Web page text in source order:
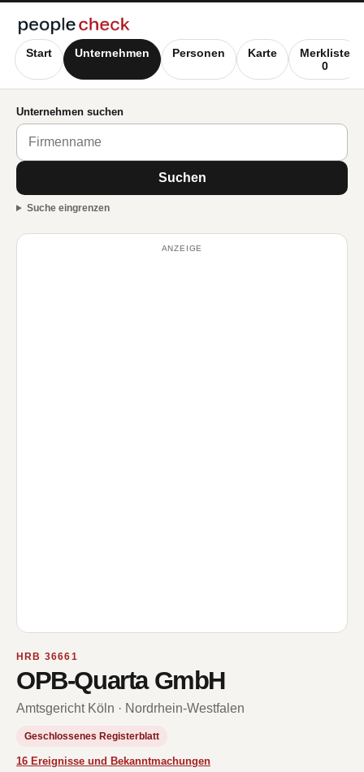
Start Unternehmen Personen Karte
Merkliste
0
Unternehmen suchen
Suchen
Suche eingrenzen
ANZEIGE
HRB 36661
OPB-Quarta GmbH
Amtsgericht Köln · Nordrhein-Westfalen
Geschlossenes Registerblatt
16 Ereignisse und Bekanntmachungen